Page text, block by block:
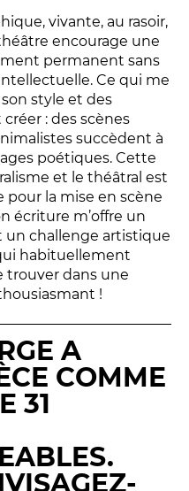
ligne
en ligne
ligne
vivante, au rasoir,
encourage une
permanent sans
Ce qui me
son style et des
: des scènes
succèdent à
poétiques. Cette
et le théâtral est
la mise en scène
écriture m’offre un
un challenge artistique
habituellement
trouver dans une
!
A
COMME
31